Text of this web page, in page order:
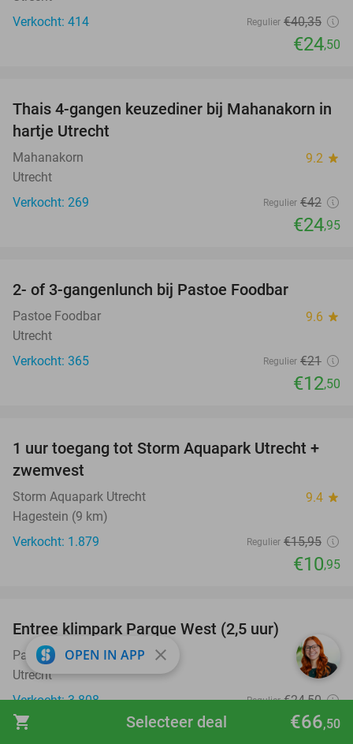
shopping_cart €66,50
Selecteer deal
Verkocht: 414
Regulier €40,35
€24,50
41%
Thais 4-gangen keuzediner bij Mahanakorn in
hartje Utrecht
Mahanakorn 9.2 star
Utrecht
Verkocht: 269
Regulier €42
€24,95
2- of 3-gangenlunch bij Pastoe Foodbar
Pastoe Foodbar 9.6 star
Utrecht
Verkocht: 365
Regulier €21
€12,50
31%
1 uur toegang tot Storm Aquapark Utrecht +
zwemvest
Storm Aquapark Utrecht 9.4 star
Hagestein (9 km)
Verkocht: 1.879
Regulier €15,95
€10,95
15%
Entree klimpark Parque West (2,5 uur)
Parque West 9.7star
Utrecht
Verkocht: 3.808
Regulier €24,50
€20 ,80
OPEN IN APP close